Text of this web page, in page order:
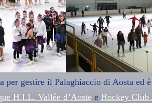
per gestire il Palaghiaccio di Aosta ed
H.I.L. Vallée d’Aostee Hockey Club